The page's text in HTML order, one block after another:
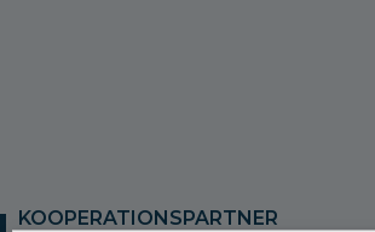
KOOPERATIONSPARTNER